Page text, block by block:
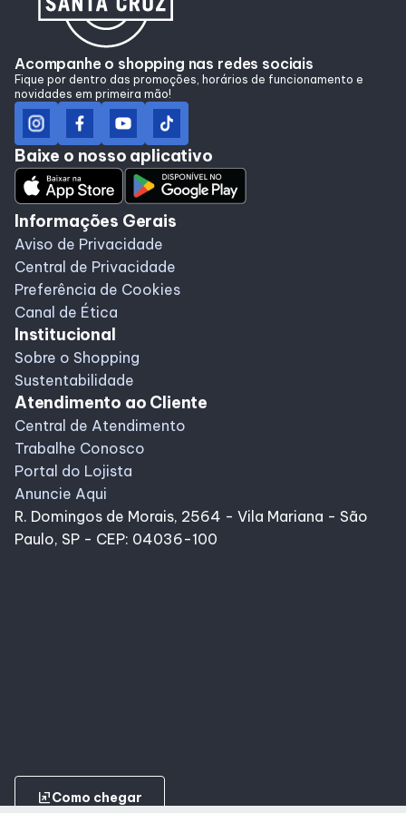
Lojas
Alimentação
Programa de benefícios
Acompanhe o shopping nas redes sociais
Fique por dentro das promoções, horários de funcionamento e
novidades em primeira mão!
Baixe o nosso aplicativo
Informações Gerais
Aviso de Privacidade
Central de Privacidade
Preferência de Cookies
Canal de Ética
Institucional
Sobre o Shopping
Sustentabilidade
Atendimento ao Cliente
Central de Atendimento
Trabalhe Conosco
Portal do Lojista
Anuncie Aqui
R. Domingos de Morais, 2564 - Vila Mariana - São
Paulo, SP - CEP: 04036-100
ungroupComo chegar